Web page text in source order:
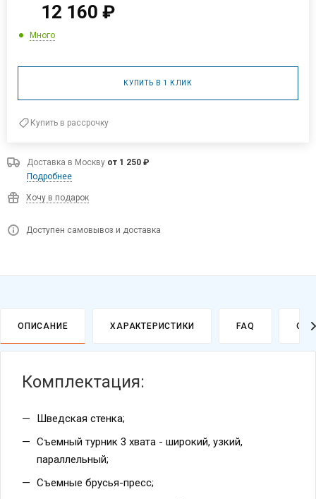
12 160 ₽
Много
КУПИТЬ В 1 КЛИК
Купить в рассрочку
Доставка в Москву от 1 250 ₽
Подробнее
Хочу в подарок
Доступен самовывоз и доставка
ОПИСАНИЕ ХАРАКТЕРИСТИКИ FAQ
Комплектация:
Шведская стенка;
Съемный турник 3 хвата - широкий, узкий,
параллельный;
Съемные брусья-пресс;